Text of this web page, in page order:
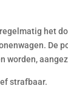
het
De
worden,
strafbaar.